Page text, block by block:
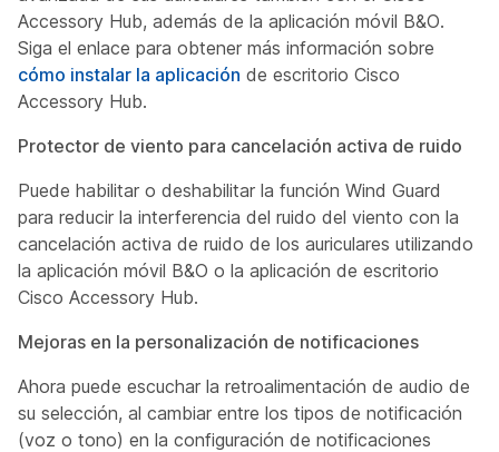
Accessory Hub, además de la aplicación móvil B&O.
Siga el enlace para obtener más información sobre
cómo instalar la aplicación de escritorio Cisco
Accessory Hub.
Protector de viento para cancelación activa de ruido
Puede habilitar o deshabilitar la función Wind Guard
para reducir la interferencia del ruido del viento con la
cancelación activa de ruido de los auriculares utilizando
la aplicación móvil B&O o la aplicación de escritorio
Cisco Accessory Hub.
Mejoras en la personalización de notificaciones
Ahora puede escuchar la retroalimentación de audio de
su selección, al cambiar entre los tipos de notificación
(voz o tono) en la configuración de notificaciones